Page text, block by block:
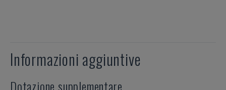
Informazioni aggiuntive
Dotazione supplementare